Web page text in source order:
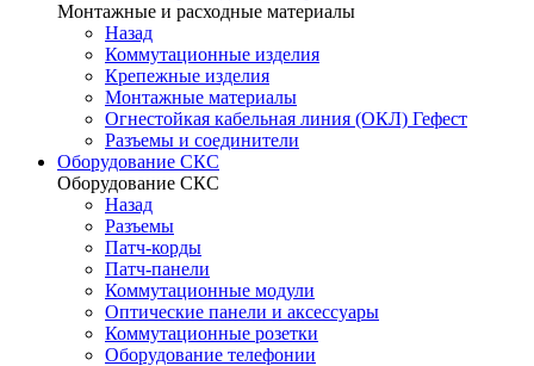
Монтажные и расходные материалы
Назад
Коммутационные изделия
Крепежные изделия
Монтажные материалы
Огнестойкая кабельная линия (ОКЛ) Гефест
Разъемы и соединители
Оборудование СКС
Оборудование СКС
Назад
Разъемы
Патч-корды
Патч-панели
Коммутационные модули
Оптические панели и аксессуары
Коммутационные розетки
Оборудование телефонии